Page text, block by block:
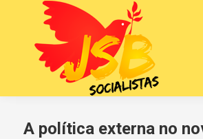
A política externa no